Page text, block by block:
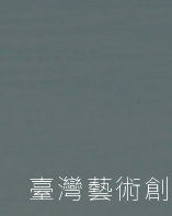
臺灣藝術